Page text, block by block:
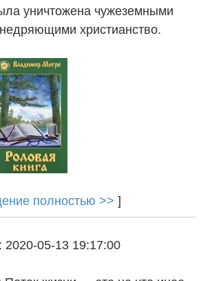
уничтожена чужеземными
христианство.
полностью >> ]
05-13 19:17:00